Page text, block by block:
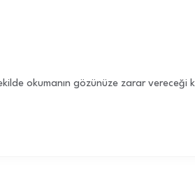
okumanın gözünüze zarar vereceği